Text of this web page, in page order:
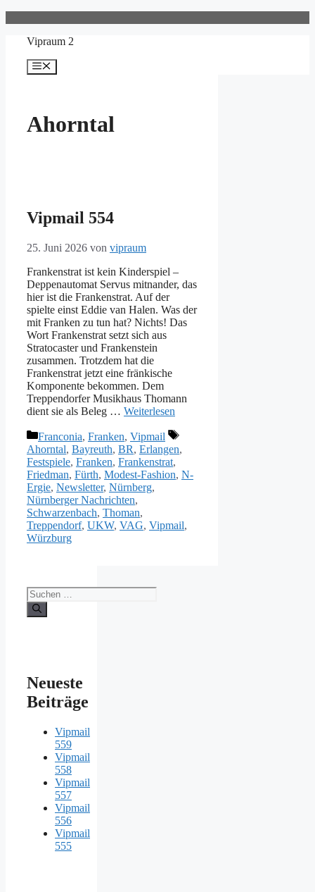
springenVipraum 2
Menü
Ahorntal
Vipmail 554
25. Juni 2026 von vipraum
Frankenstrat ist kein Kinderspiel –
Deppenautomat Servus mitnander, das
hier ist die Frankenstrat. Auf der
spielte einst Eddie van Halen. Was der
mit Franken zu tun hat? Nichts! Das
Wort Frankenstrat setzt sich aus
Stratocaster und Frankenstein
zusammen. Trotzdem hat die
Frankenstrat jetzt eine fränkische
Komponente bekommen. Dem
Treppendorfer Musikhaus Thomann
dient sie als Beleg … Weiterlesen
Kategorien
Franconia, Franken, Vipmail
Schlagwörter
Ahorntal, Bayreuth, BR, Erlangen,
Festspiele, Franken, Frankenstrat,
Friedman, Fürth, Modest-Fashion, N-
Ergie, Newsletter, Nürnberg,
Nürnberger Nachrichten,
Schwarzenbach, Thoman,
Treppendorf, UKW, VAG, Vipmail,
Würzburg
Suche
nach:
Neueste
Beiträge
Vipmail
559
Vipmail
558
Vipmail
557
Vipmail
556
Vipmail
555